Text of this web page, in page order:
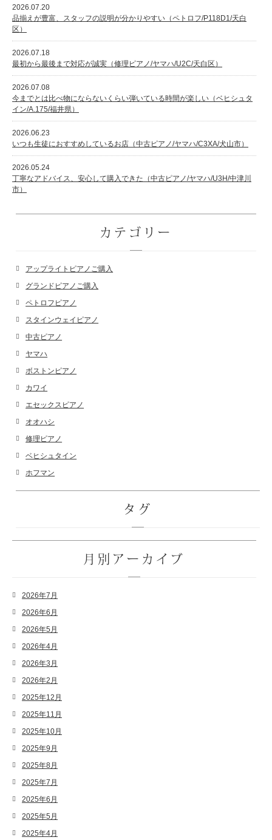
2026.07.20
品揃えが豊富、スタッフの説明が分かりやすい（ペトロフ/P118D1/天白
区）
2026.07.18
最初から最後まで対応が誠実（修理ピアノ/ヤマハ/U2C/天白区）
2026.07.08
今までとは比べ物にならないくらい弾いている時間が楽しい（ベヒシュタ
イン/A.175/福井県）
2026.06.23
いつも生徒におすすめしているお店（中古ピアノ/ヤマハ/C3XA/犬山市）
2026.05.24
丁寧なアドバイス、安心して購入できた（中古ピアノ/ヤマハ/U3H/中津川
市）
カテゴリー
アップライトピアノご購入
グランドピアノご購入
ペトロフピアノ
スタインウェイピアノ
中古ピアノ
ヤマハ
ボストンピアノ
カワイ
エセックスピアノ
オオハシ
修理ピアノ
ベヒシュタイン
ホフマン
タグ
月別アーカイブ
2026年7月
2026年6月
2026年5月
2026年4月
2026年3月
2026年2月
2025年12月
2025年11月
2025年10月
2025年9月
2025年8月
2025年7月
2025年6月
2025年5月
2025年4月